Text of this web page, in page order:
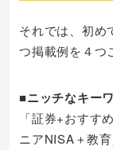
それでは、初め
つ掲載例を４つ
■ニッチなキー
「証券+おすす
ニアNISA＋教